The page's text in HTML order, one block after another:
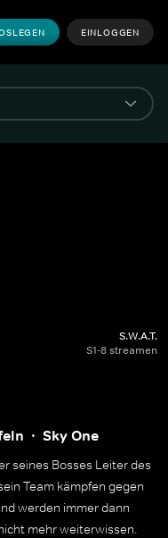
EINLOGGEN
S.W.A.T.
S1-8 streamen
Sky One
seines Bosses Leiter des
Team kämpfen gegen
werden immer dann
mehr weiterwissen.